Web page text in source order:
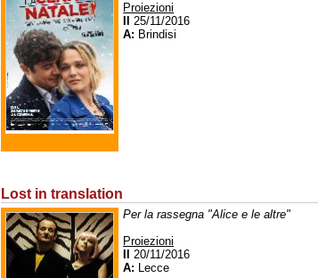
Proiezioni
25/11/2016
A: Brindisi
Lost in translation
Per la rassegna "Alice e le altre"
Proiezioni
20/11/2016
A: Lecce